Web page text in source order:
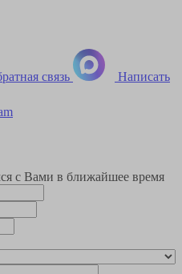
связь Написать
с Вами в ближайшее время